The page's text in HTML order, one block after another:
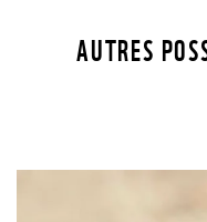
AUTRES